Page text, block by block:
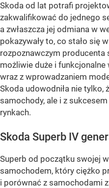
Skoda od lat potrafi
zakwalifikować do jednego
a zwłaszcza jej odmiana w
pokazywały to, co stało się
rozpoznawczym producenta
możliwie duże i funkcjonalne
wraz z wprowadzaniem
Skoda udowodniła nie
samochody, ale i z
rynkach.
Skoda Superb IV
Superb od początku swojej
samochodem, który ciężko
i porównać z samochodami